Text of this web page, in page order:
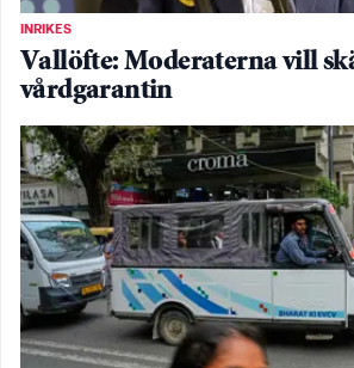
INRIKES
Vallöfte: Moderaterna vill
vårdgarantin